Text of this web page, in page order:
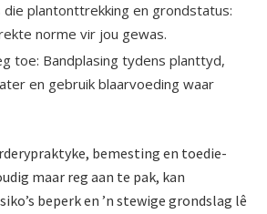
die plantonttrekking en grondstatus:
norme vir jou gewas.
toe: Bandplasing tydens planttyd,
en gebruik blaarvoeding waar
bemesting en toedie­
maar reg aan te pak, kan
beperk en ’n stewige grondslag lê